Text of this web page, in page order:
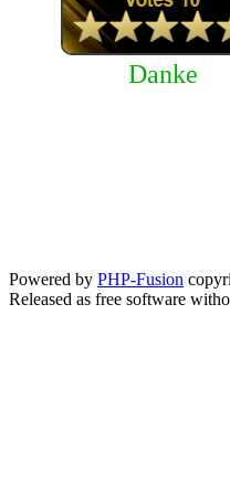
Danke
Powered by PHP-Fusion
Released as free software